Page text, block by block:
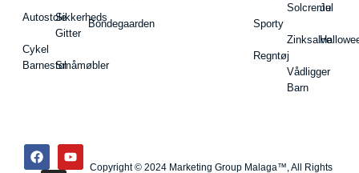
Autostole
Cykel
Barnestol
Sikkerheds
Gitter
Småmøbler
Bondegaarden Sporty
Regntøj
Solcreme
Zinksalve
Vådligger
Barn
Jul
Copyright © 2024 Marketing Group Malaga™, All Rights